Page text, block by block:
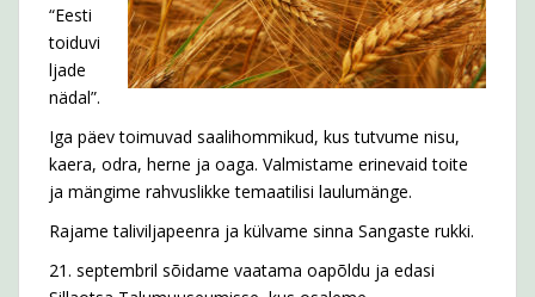
“Eesti
toiduvi
ljade
nädal”.
Iga päev toimuvad saalihommikud, kus tutvume nisu,
kaera, odra, herne ja oaga. Valmistame erinevaid toite
ja mängime rahvuslikke temaatilisi laulumänge.
Rajame taliviljapeenra ja külvame sinna Sangaste rukki.
21. septembril sõidame vaatama oapõldu ja edasi